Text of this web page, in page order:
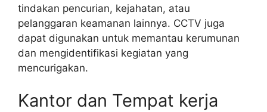
tindakan pencurian, kejahatan, atau
pelanggaran keamanan lainnya. CCTV juga
dapat digunakan untuk memantau kerumunan
dan mengidentifikasi kegiatan yang
mencurigakan.
Kantor dan Tempat kerja